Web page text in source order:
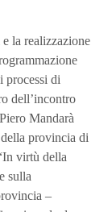
la realizzazione
processi di
dell’incontro
Mandarà
provincia di
virtù della
sulla
–